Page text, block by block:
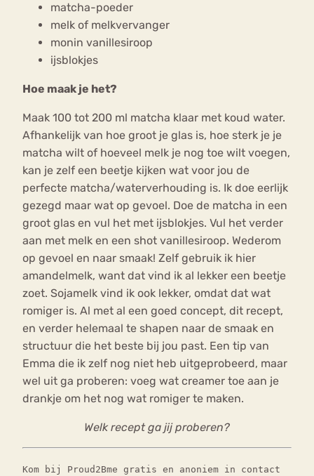
matcha-poeder
melk of melkvervanger
monin vanillesiroop
ijsblokjes
Hoe maak je het?
Maak 100 tot 200 ml matcha klaar met koud water.
Afhankelijk van hoe groot je glas is, hoe sterk je je
matcha wilt of hoeveel melk je nog toe wilt voegen,
kan je zelf een beetje kijken wat voor jou de
perfecte matcha/waterverhouding is. Ik doe eerlijk
gezegd maar wat op gevoel. Doe de matcha in een
groot glas en vul het met ijsblokjes. Vul het verder
aan met melk en een shot vanillesiroop. Wederom
op gevoel en naar smaak! Zelf gebruik ik hier
amandelmelk, want dat vind ik al lekker een beetje
zoet. Sojamelk vind ik ook lekker, omdat dat wat
romiger is. Al met al een goed concept, dit recept,
en verder helemaal te shapen naar de smaak en
structuur die het beste bij jou past. Een tip van
Emma die ik zelf nog niet heb uitgeprobeerd, maar
wel uit ga proberen: voeg wat creamer toe aan je
drankje om het nog wat romiger te maken.
Welk recept ga jij proberen?
Kom bij Proud2Bme gratis en anoniem in contact